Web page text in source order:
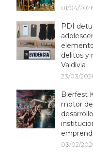
01/04/
PDI
delitos y
Valdivia
23/03/
Bierfest
motor
03/02/